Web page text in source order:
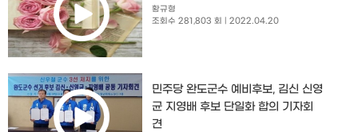
황규형
조회수 281,803 회
| 2022.04.20
민주당 완도군수 예비후보, 김신 신영
균 지영배 후보 단일화 합의 기자회
견